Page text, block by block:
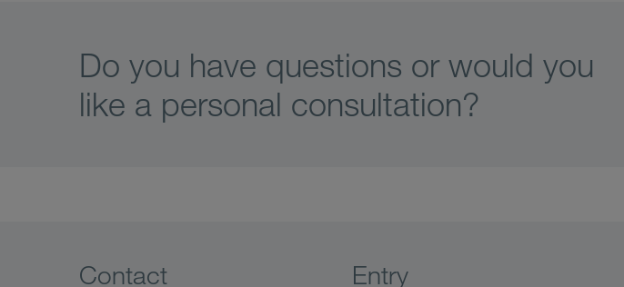
Do you have questions or would you
like a personal consultation?
Contact Entry